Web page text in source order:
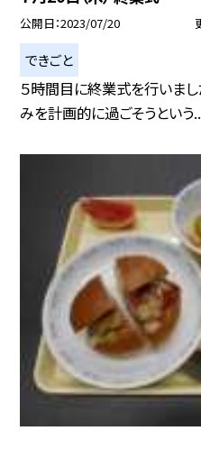
公開日 2023/07/20
できごと
５時間目に終業式を行いま
みを計画的に過ごそうという